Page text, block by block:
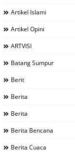
Artikel Islami
Artikel Opini
ARTVISI
Batang Sumpur
Berit
Berita
Berita
Berita Bencana
Berita Cuaca